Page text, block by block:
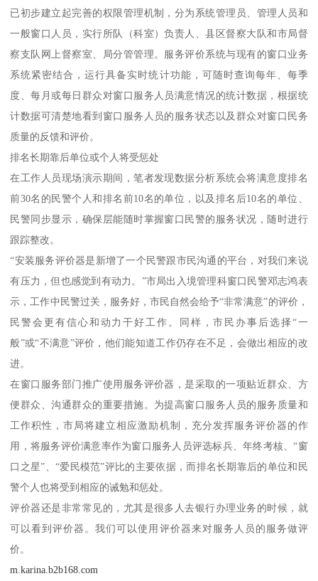
已初步建立起完善的权限管理机制，分为系统管理员、管理人员和
一般窗口人员，实行所队（科室）负责人、县区督察大队和市局督
察支队网上督察室、局分管管理。服务评价系统与现有的窗口业务
系统紧密结合，运行具备实时统计功能，可随时查询每年、每季
度、每月或每日群众对窗口服务人员满意情况的统计数据，根据统
计数据可清楚地看到窗口服务人员的服务状态以及群众对窗口民务
质量的反馈和评价。
排名长期靠后单位或个人将受惩处
在工作人员现场演示期间，笔者发现数据分析系统会将满意度排名
前30名的民警个人和排名前10名的单位，以及排名后10名的单位、
民警同步显示，确保层能随时掌握窗口民警的服务状况，随时进行
跟踪整改。
“安装服务评价器是新增了一个民警跟市民沟通的平台，对我们来说
有压力，但也感觉到有动力。”市局出入境管理科窗口民警邓志鸿表
示，工作中民警过关，服务好，市民自然会给予“非常满意”的评价，
民警会更有信心和动力干好工作。同样，市民办事后选择“一
般”或“不满意”评价，他们能知道工作仍存在不足，会做出相应的改
进。
在窗口服务部门推广使用服务评价器，是采取的一项贴近群众、方
便群众、沟通群众的重要措施。为提高窗口服务人员的服务质量和
工作积性，市局将建立相应激励机制，充分发挥服务评价器的作
用，将服务评价满意率作为窗口服务人员评选标兵、年终考核、“窗
口之星”、“爱民模范”评比的主要依据，而排名长期靠后的单位和民
警个人也将受到相应的诫勉和惩处。
评价器还是非常常见的，尤其是很多人去银行办理业务的时候，就
可以看到评价器。我们可以使用评价器来对服务人员的服务做评
价。
m.karina.b2b168.com